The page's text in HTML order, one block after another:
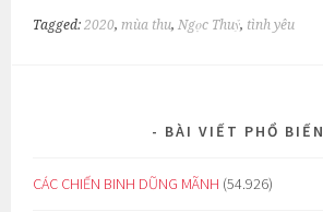
Tagged:2020,mùa thu,Ngọc Thuỷ, tình yêu
BÀI VIẾT PHỔ BIẾN
CÁC CHIẾN BINH DŨNG MÃNH (54.926)